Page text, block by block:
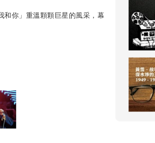
和你」重溫顆顆巨星的風采，幕